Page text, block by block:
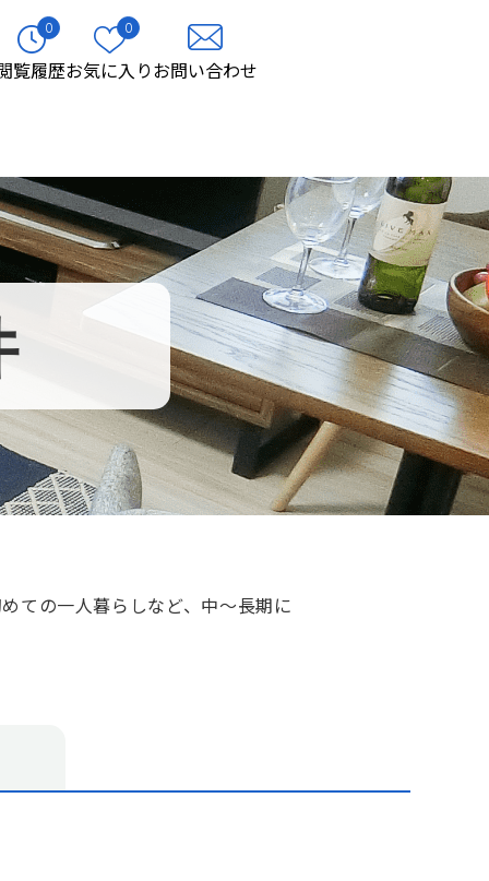
0
覧履歴
0
お気に入りお問い合わせ
ての一人暮らしなど、中～長期に